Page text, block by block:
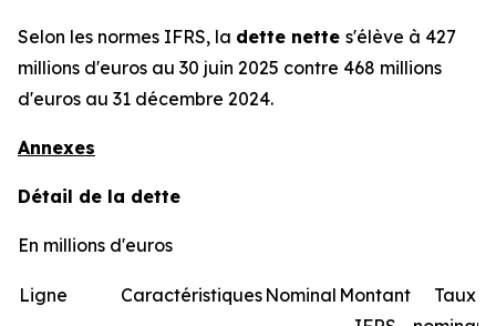
Selon les normes IFRS, la dette nette s'élève à 427
millions d'euros au 30 juin 2025 contre 468 millions
d'euros au 31 décembre 2024.
Annexes
Détail de la dette
En millions d'euros
Ligne Caractéristiques Nominal Montant
Taux